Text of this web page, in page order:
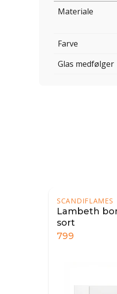
Materiale
Farve
Glas medfølger
SCANDIFLAMES
Lambeth
sort
799